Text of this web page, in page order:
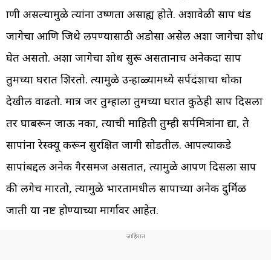
प्राणी असल्यामुळे त्यांना उष्णता असाह्य होते. अशावेळी साप थंड
जागेचा आणि जिथे लपण्यासाठी अडोसा असेल अशा जागेचा शोध
घेत असतो. अशा जागेचा शोध सुरू असतानाच अनेकदा साप
तुमच्या घरात शिरतो. त्यामुळे उन्हाळ्यामध्ये सर्पदंशाचा धोका
देखील वाढतो. मात्र जर तुम्हाला तुमच्या घरात कुठेही साप दिसला
तर घाबरून जाऊ नका, त्याची माहिती तुम्ही सर्पमित्रांना द्या, ते
सापांना रेस्क्यू करून सुरक्षित जागी सोडतील. आपल्याकडे
सापांबद्दल अनेक गैरसमज असतात, त्यामुळे आपण दिसला साप
की लगेच मारतो, त्यामुळे भारतामधील सापाच्या अनेक दुर्मिळ
प्रजाती या नष्ट होण्याच्या मार्गावर आहेत.